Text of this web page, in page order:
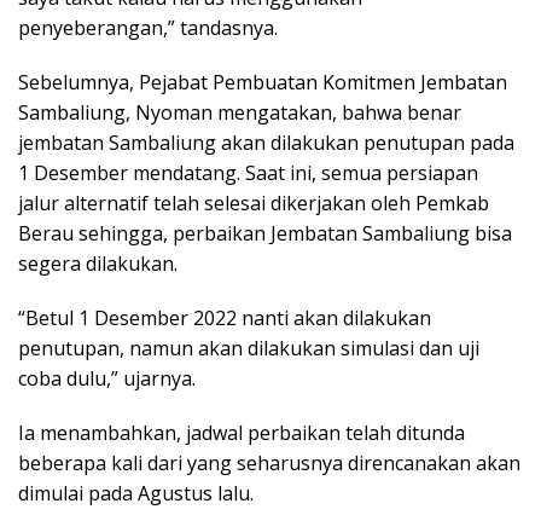
penyeberangan,” tandasnya.
Sebelumnya, Pejabat Pembuatan Komitmen Jembatan
Sambaliung, Nyoman mengatakan, bahwa benar
jembatan Sambaliung akan dilakukan penutupan pada
1 Desember mendatang. Saat ini, semua persiapan
jalur alternatif telah selesai dikerjakan oleh Pemkab
Berau sehingga, perbaikan Jembatan Sambaliung bisa
segera dilakukan.
“Betul 1 Desember 2022 nanti akan dilakukan
penutupan, namun akan dilakukan simulasi dan uji
coba dulu,” ujarnya.
Ia menambahkan, jadwal perbaikan telah ditunda
beberapa kali dari yang seharusnya direncanakan akan
dimulai pada Agustus lalu.